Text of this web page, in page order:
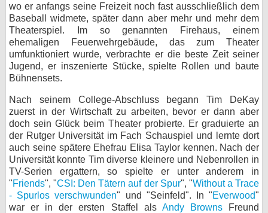
wo er anfangs seine Freizeit noch fast ausschließlich dem
Baseball widmete, später dann aber mehr und mehr dem
Theaterspiel. Im so genannten Firehaus, einem
ehemaligen Feuerwehrgebäude, das zum Theater
umfunktioniert wurde, verbrachte er die beste Zeit seiner
Jugend, er inszenierte Stücke, spielte Rollen und baute
Bühnensets.
Nach seinem College-Abschluss begann Tim DeKay
zuerst in der Wirtschaft zu arbeiten, bevor er dann aber
doch sein Glück beim Theater probierte. Er graduierte an
der Rutger Universität im Fach Schauspiel und lernte dort
auch seine spätere Ehefrau Elisa Taylor kennen. Nach der
Universität konnte Tim diverse kleinere und Nebenrollen in
TV-Serien ergattern, so spielte er unter anderem in
"Friends", "CSI: Den Tätern auf der Spur", "Without a Trace
- Spurlos verschwunden" und "Seinfeld". In "Everwood"
war er in der ersten Staffel als Andy BrownsFreund
Forum
bei X
bei Facebook
Kontakt
Nutzungsbedingungen
Datenschutz
Cookie-Einstellungen
Impressum